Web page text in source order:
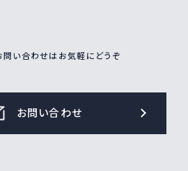
お問い合わせ
問い合わせはお気軽にどうぞ
お問い合わせ